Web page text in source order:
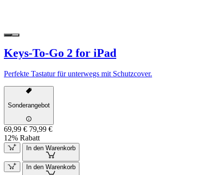
Keys-To-Go 2 for iPad
Perfekte Tastatur für unterwegs mit Schutzcover.
Sonderangebot
69,99 € 79,99 €
12% Rabatt
In den Warenkorb
In den Warenkorb